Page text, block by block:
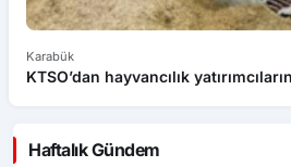
Karabük
KTSO’dan hayvancılık
Haftalık Gündem